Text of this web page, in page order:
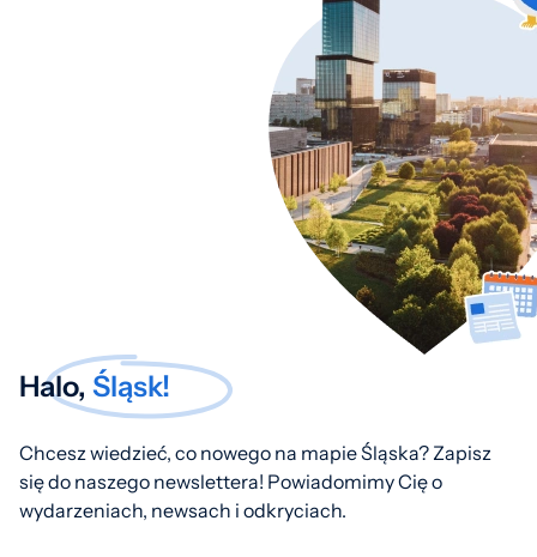
Halo, Śląsk!
Chcesz wiedzieć, co nowego na mapie Śląska? Zapisz
się do naszego newslettera! Powiadomimy Cię o
wydarzeniach, newsach i odkryciach.